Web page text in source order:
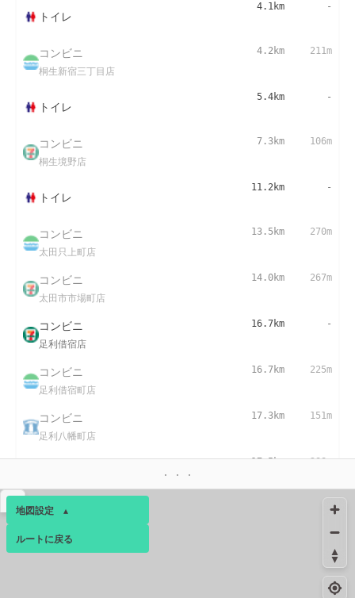
トイレ
4.1km -
コンビニ
桐生新宿三丁目店
4.2km 211m
トイレ
5.4km -
コンビニ
桐生境野店
7.3km 106m
トイレ
11.2km -
コンビニ
太田只上町店
13.5km 270m
コンビニ
太田市市場町店
14.0km 267m
コンビニ
足利借宿店
16.7km -
コンビニ
足利借宿町店
16.7km 225m
コンビニ
足利八幡町店
17.3km 151m
コンビニ 17.5km 288m
地図設定 ▴
ベース ▴
ルートに戻る